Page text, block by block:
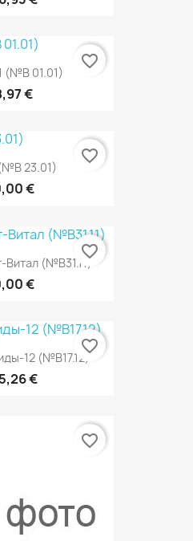
(№В 01.01)
€
favorite_border
23.01)
€
favorite_border
Витал (№В31.11)
€
favorite_border
12 (№В17.12)
€
favorite_border
favorite_border